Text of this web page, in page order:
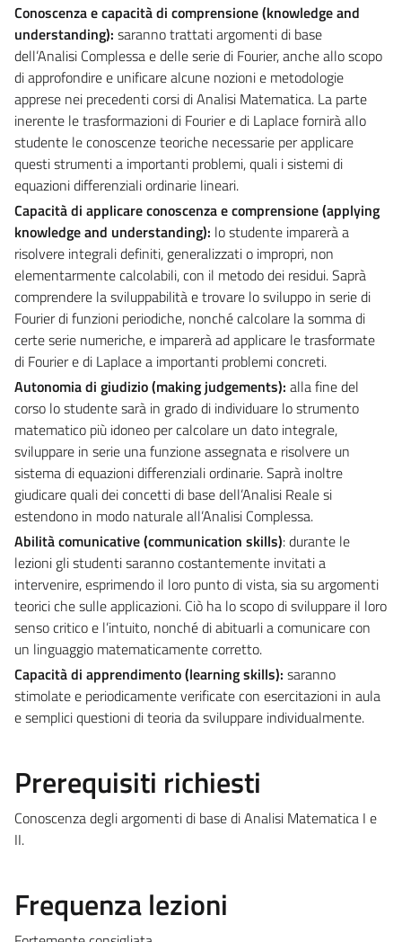
Conoscenza e capacità di comprensione (knowledge and
understanding): saranno trattati argomenti di base
dell’Analisi Complessa e delle serie di Fourier, anche allo scopo
di approfondire e unificare alcune nozioni e metodologie
apprese nei precedenti corsi di Analisi Matematica. La parte
inerente le trasformazioni di Fourier e di Laplace fornirà allo
studente le conoscenze teoriche necessarie per applicare
questi strumenti a importanti problemi, quali i sistemi di
equazioni differenziali ordinarie lineari.
Capacità di applicare conoscenza e comprensione (applying
knowledge and understanding): lo studente imparerà a
risolvere integrali definiti, generalizzati o impropri, non
elementarmente calcolabili, con il metodo dei residui. Saprà
comprendere la sviluppabilità e trovare lo sviluppo in serie di
Fourier di funzioni periodiche, nonché calcolare la somma di
certe serie numeriche, e imparerà ad applicare le trasformate
di Fourier e di Laplace a importanti problemi concreti.
Autonomia di giudizio (making judgements): alla fine del
corso lo studente sarà in grado di individuare lo strumento
matematico più idoneo per calcolare un dato integrale,
sviluppare in serie una funzione assegnata e risolvere un
sistema di equazioni differenziali ordinarie. Saprà inoltre
giudicare quali dei concetti di base dell’Analisi Reale si
estendono in modo naturale all’Analisi Complessa.
Abilità comunicative (communication skills): durante le
lezioni gli studenti saranno costantemente invitati a
intervenire, esprimendo il loro punto di vista, sia su argomenti
teorici che sulle applicazioni. Ciò ha lo scopo di sviluppare il loro
senso critico e l’intuito, nonché di abituarli a comunicare con
un linguaggio matematicamente corretto.
Capacità di apprendimento (learning skills): saranno
stimolate e periodicamente verificate con esercitazioni in aula
e semplici questioni di teoria da sviluppare individualmente.
Prerequisiti richiesti
Conoscenza degli argomenti di base di Analisi Matematica I e
II.
Frequenza lezioni